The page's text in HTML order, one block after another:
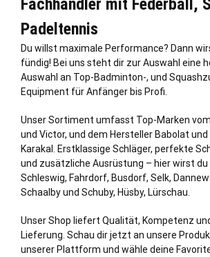
Fachhändler mit Federball,
Padeltennis
Du willst maximale Performance? Dann
fündig! Bei uns steht dir zur Auswahl eine
Auswahl an Top-Badminton-, und
Equipment für Anfänger bis Profi.
Unser Sortiment umfasst Top-Marken
und Victor, und dem Hersteller Babolat
Karakal. Erstklassige Schläger, perfekte
und zusätzliche Ausrüstung – hier wirst du
Schleswig, Fahrdorf, Busdorf, Selk,
Schaalbyund Schuby, Hüsby, Lürschau
Unser Shop liefert Qualität, Kompetenz
Lieferung. Schau dir jetzt an unsere
unserer Plattform und wähle deine